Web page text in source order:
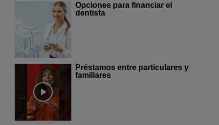
Opciones para financiar el
dentista
Préstamos entre particulares y
familiares